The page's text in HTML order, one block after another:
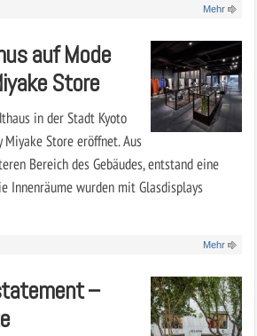
Mehr
auf Mode
Store
in der Stadt Kyoto
Store eröffnet. Aus
Bereich des Gebäudes, entstand eine
Innenräume wurden mit Glasdisplays
Mehr
–